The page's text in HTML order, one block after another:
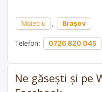
Moieciu , Brașov
Telefon: 0726 820 045
Ne găsești și pe